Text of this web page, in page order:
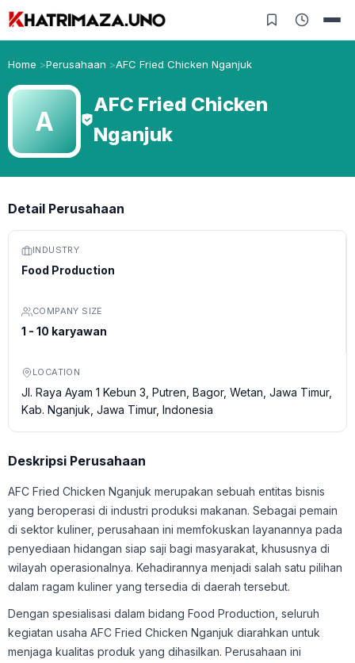
Home Perusahaan AFC Fried Chicken Nganjuk
A
AFC Fried Chicken
Nganjuk
Detail Perusahaan
INDUSTRY
Food Production
COMPANY SIZE
1 - 10 karyawan
LOCATION
Jl. Raya Ayam 1 Kebun 3, Putren, Bagor, Wetan, Jawa Timur,
Kab. Nganjuk, Jawa Timur, Indonesia
Deskripsi Perusahaan
AFC Fried Chicken Nganjuk merupakan sebuah entitas bisnis
yang beroperasi di industri produksi makanan. Sebagai pemain
di sektor kuliner, perusahaan ini memfokuskan layanannya pada
penyediaan hidangan siap saji bagi masyarakat, khususnya di
wilayah operasionalnya. Kehadirannya menjadi salah satu pilihan
dalam ragam kuliner yang tersedia di daerah tersebut.
Dengan spesialisasi dalam bidang Food Production, seluruh
kegiatan usaha AFC Fried Chicken Nganjuk diarahkan untuk
menjaga kualitas produk yang dihasilkan. Perusahaan ini